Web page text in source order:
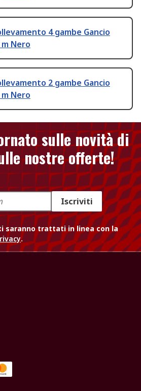
4 gambe Gancio
m Nero
2 gambe Gancio
m Nero
sulle novità di
nostre offerte!
Iscriviti
saranno trattati in linea con la
.